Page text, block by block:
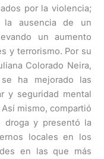
por la violencia;
la ausencia de un
un aumento
y terrorismo. Por su
Colorado Neira,
ha mejorado las
y seguridad mental
mismo, compartió
droga y presentó la
locales en los
en las que más